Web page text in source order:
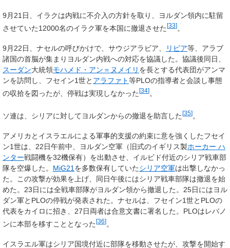
9月21日、イラクは内戦に不介入の方針を取り、ヨルダン領内に駐留
させていた12000名のイラク軍を本国に撤退させた[33]。
9月22日、ナセルの呼びかけで、サウジアラビア、 リビア等、アラブ
諸国の首脳が集まりヨルダン内戦への対応を協議した。協議後同日、
スーダン大統領モハメド・アン＝ヌメイリ を長とする代表団がアンマ
ンを訪問し、フセイン1世と アラファト等PLOの指導者と会談し事態
の収拾を図ったが、停戦は実現しなかった [34] 。
ソ連は、シリアに対してヨルダンからの撤退を助言した[35]。
アメリカとイスラエルによる軍事的支援の約束に意を強くしたフセイ
ン1世は、22日午前中、ヨルダン空軍（旧式のイギリス製ホーカー ハ
ンター戦闘機を32機保有）を出動させ、イルビド付近のシリア戦車部
隊を空爆した。 MiG21 を多数保有していたシリア空軍は出撃しなかっ
た。この攻撃が効果を上げ、同日午後にはシリア戦車部隊は撤退を始
めた。23日には全戦車部隊がヨルダン領から撤退した。25日にはヨル
ダン軍とPLOの停戦が発表された。ナセルは、フセイン1世とPLOの
代表をカイロに招き、27日両者は合意文書に署名した。PLOはレバノ
ンに本部を移すこととなった[36]。
イスラエル軍はシリア国境付近に部隊を移動させたが、攻撃を開始す